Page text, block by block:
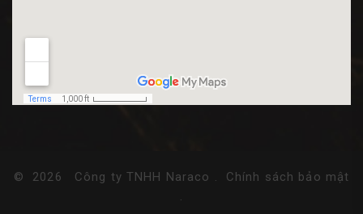
© 2026 Công ty TNHH Naraco .
Chính sách bảo mật
.